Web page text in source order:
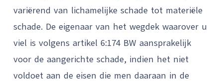
variërend van lichamelijke schade tot materiële
schade. De eigenaar van het wegdek waarover u
viel is volgens artikel 6:174 BW aansprakelijk
voor de aangerichte schade, indien het niet
voldoet aan de eisen die men daaraan in de